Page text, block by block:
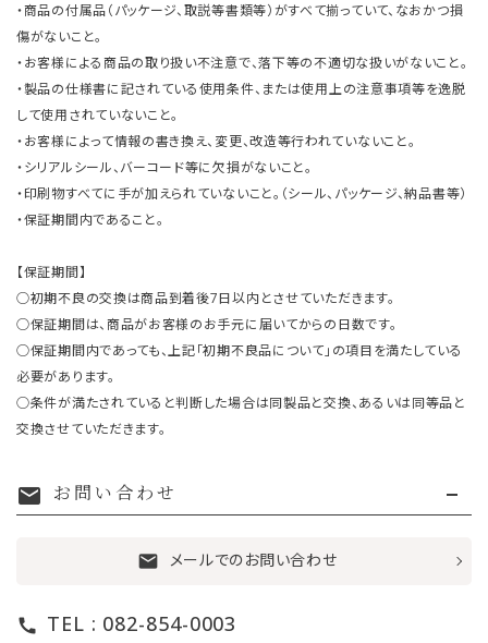
・商品の付属品（パッケージ、取説等書類等）がすべて揃っていて、なおかつ損
傷がないこと。
・お客様による商品の取り扱い不注意で、落下等の不適切な扱いがないこと。
・製品の仕様書に記されている使用条件、または使用上の注意事項等を逸脱
して使用されていないこと。
・お客様によって情報の書き換え、変更、改造等行われていないこと。
・シリアルシール、バーコード等に欠損がないこと。
・印刷物すべてに手が加えられていないこと。（シール、パッケージ、納品書等）
・保証期間内であること。
【保証期間】
○初期不良の交換は商品到着後7日以内とさせていただきます。
○保証期間は、商品がお客様のお手元に届いてからの日数です。
○保証期間内であっても、上記「初期不良品について」の項目を満たしている
必要があります。
○条件が満たされていると判断した場合は同製品と交換、あるいは同等品と
交換させていただきます。
mail お問い合わせ
mail メールでのお問い合わせ
call TEL : 082-854-0003